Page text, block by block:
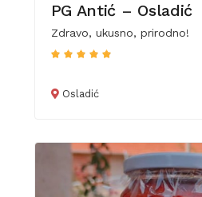
PG Antić – Osladić
Zdravo, ukusno, prirodno!
Osladić